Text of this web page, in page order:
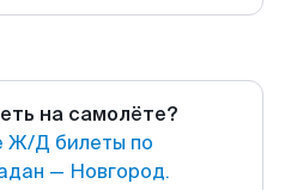
на самолёте?
Ж/Д билеты по
— Новгород.